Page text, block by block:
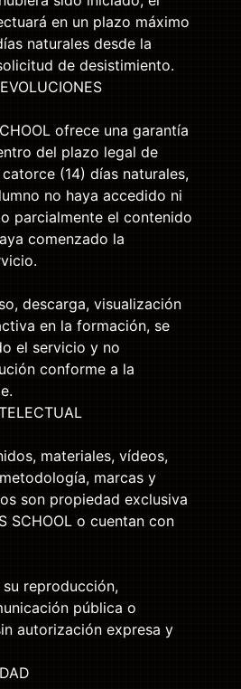
en un plazo máximo
naturales desde la
de desistimiento.
ofrece una garantía
del plazo legal de
(14) días naturales,
no haya accedido ni
parcialmente el contenido
comenzado la
descarga, visualización
en la formación, se
el servicio y no
conforme a la
materiales, vídeos,
marcas y
son propiedad exclusiva
SCHOOL o cuentan con
reproducción,
pública o
autorización expresa y